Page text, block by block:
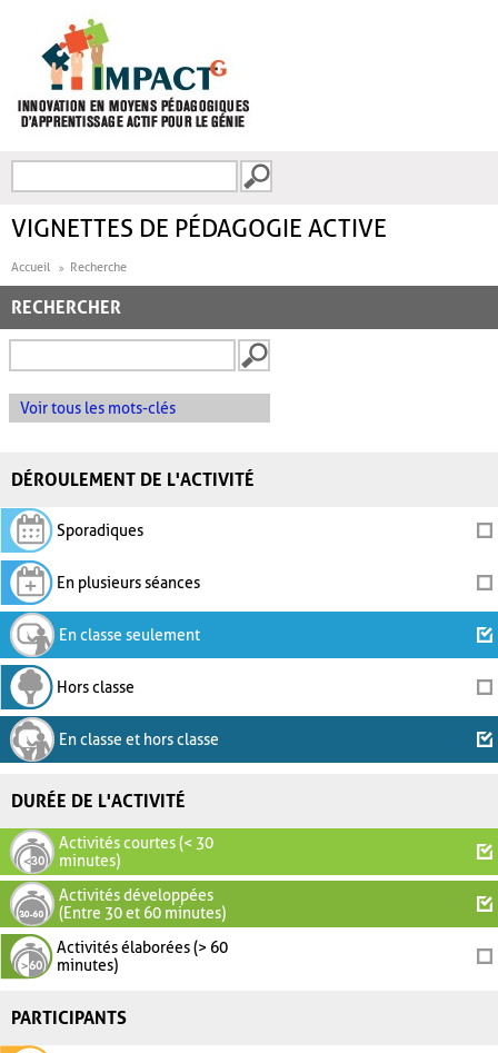
FORMULAIRE DE
VIGNETTES DE PÉDAGOGIE ACTIVE
Accueil Recherche
RECHERCHER
Voir tous les mots-clés
DÉROULEMENT DE L'ACTIVITÉ
Sporadiques
En plusieurs séances
En classe seulement
Hors classe
En classe et hors classe
DURÉE DE L'ACTIVITÉ
Activités courtes (< 30
minutes)
Activités développées
(Entre 30 et 60 minutes)
Activités élaborées (> 60
minutes)
PARTICIPANTS